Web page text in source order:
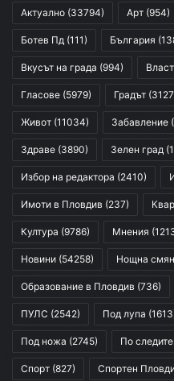
Актуално (33794) Арт (954)
Ботев Пд (111) България
Вкусът на града (994) Власт
Гласове (5979) Градът
Живот (11034) Забавление
Здраве (3890) Зелен град
Избор на редактора (2410)
Имоти в Пловдив (237)
Култура (9786) Мнения
Новини (54258) Нощна
Образование в Пловдив (736)
ПУЛС (2542) Под лупа
Под ножа (2745) По следите
Спорт (827) Спортен